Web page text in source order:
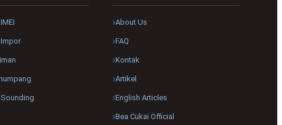
About Us
FAQ
Kontak
Artikel
English Articles
Bea Cukai Official